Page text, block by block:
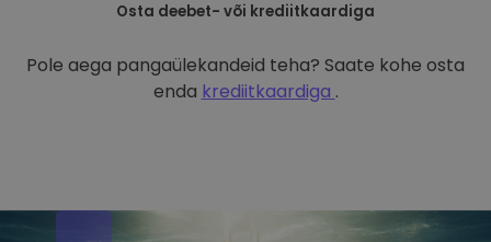
Osta deebet- või krediitkaardiga
Pole aega pangaülekandeid teha? Saate kohe osta
enda krediitkaardiga .